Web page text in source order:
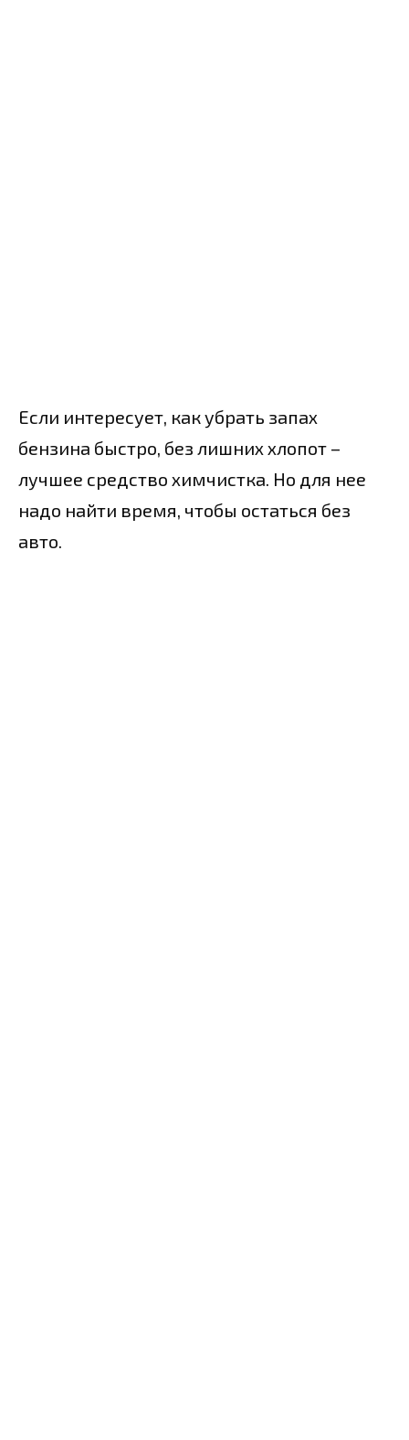
Если интересует, как убрать запах
бензина быстро, без лишних хлопот –
лучшее средство химчистка. Но для нее
надо найти время, чтобы остаться без
авто.